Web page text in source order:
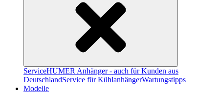
ServiceHUMER Anhänger - auch für Kunden aus
DeutschlandService für KühlanhängerWartungstipps
Modelle